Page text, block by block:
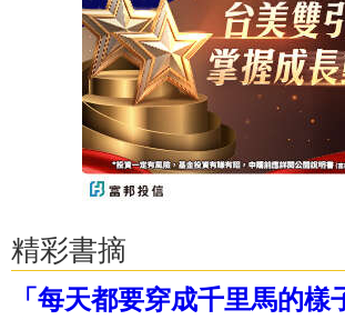
精彩書摘
「每天都要穿成千里馬的樣